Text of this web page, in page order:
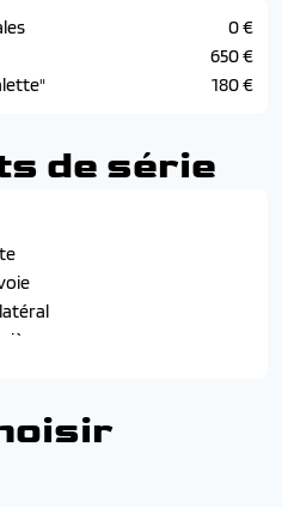
0 €
650 €
180 €
de série
ligne
essuie-glaces
étoilé
5 ans